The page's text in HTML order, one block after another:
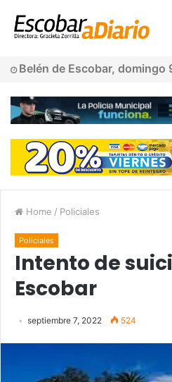
Belén de Escobar,
Home / Policiales
Policiales
Intento de
Escobar
septiembre 7, 2022 524